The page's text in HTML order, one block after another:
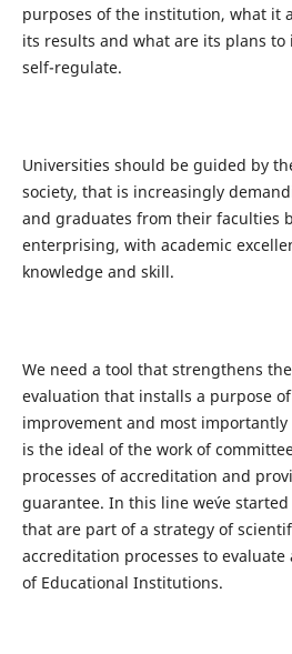
purposes of the institution, what it
its results and what are its plans
self-regulate.
Universities should be guided by
society, that is increasingly
and graduates from their faculties
enterprising, with academic
knowledge and skill.
We need a tool that strengthens
evaluation that installs a purpose
improvement and most
is the ideal of the work of
processes of accreditation and
guarantee. In this line we´ve
that are part of a strategy of
accreditation processes to
of Educational Institutions.